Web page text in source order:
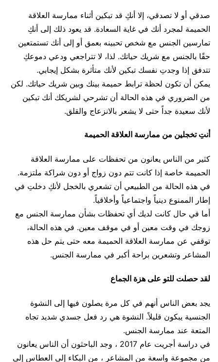
صدقي أو لا تصدقي، إلا أنكِ قد تبكين أثناء ممارسة العلاقة
الحميمة لمجرد أنك في غاية السعادة. قد يعود ذلك إلى أنكِ
تمارسين الجنس مع شخص تحبينه بعمق أو إلى أنك تستمتعين
حقًا بالجنس مع شريك حياتك. لذا، لا تتراجعي ودعي دموعكِ
تتدفق إذا وجدتِ نفسك تبكين لأنك متأثرة بشكل إيجابي.
يمكن أن تكون لحظة ترابط حميمة بينك وبين شريك حياتك. لكن
من الضروري في هذه الحالة أن تشرحي لشريكك أنك تبكين
لأنك سعيدة جداً حتى لا يشعر بالانزعاج والقلق.
أنتِ تخجلين من ممارسة العلاقة الحميمة
كثير من الناس يعانون من تحفظات على ممارسة العلاقة
الحميمة خاصة إذا كانت تتم دون زواج أو دون شراكة ملتزمة.
في هذه الحالة من الطبيعي أن تشعري بالخجل لأنكِ دخلتِ في
إطار الممنوع دينياً واجتماعياً وأخلاقياً.
أما في حال كانت لديك أي تحفظات بشأن ممارسة الجنس مع
زوجك في وقت معين أو في موقف معين. في هذه الحالة،
توقفي عن ممارسة العلاقة الحميمة معه حتى يتم حل هذه
المشاعر وتشعرين براحة أكبر في ممارسة الجنس.
لقد حصلت للتو على هزة الجماع
يجد بعض الناس أنهم في كل مرة يصلون فيها إلى النشوة
الجنسية يبكون قليلاً. النشوة هي رد فعل جسدي شديد تجاه
المتعة عند ممارسة الجنس.
في دراسة أجريت عام 2017 ، وجد الباحثون أن الناس يعانون
من مجموعة واسعة من المشاعر ، من البكاء إلى العطاس إلى